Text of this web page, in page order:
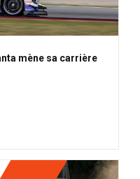
mène sa carrière